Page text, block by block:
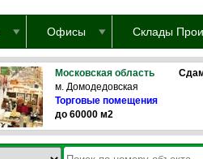
Офисы Склады
Московская область
м. Домодедовская
Торговые помещения
до 60000 м2